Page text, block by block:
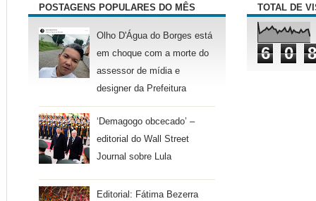
POSTAGENS POPULARES DO MÊS
Olho D'Água do Borges está
em choque com a morte do
assessor de mídia e
designer da Prefeitura
‘Demagogo obcecado’ –
editorial do Wall Street
Journal sobre Lula
Editorial: Fátima Bezerra
TOTAL DE
6 0 8